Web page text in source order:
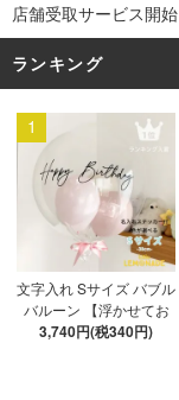
店舗受取サービス開始
ランキング
1
文字入れ Sサイズ バブル
バルーン 【浮かせてお
届け】 バルーン
3,740円(税340円)